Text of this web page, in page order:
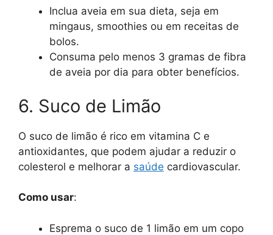
Inclua aveia em sua dieta, seja em
mingaus, smoothies ou em receitas de
bolos.
Consuma pelo menos 3 gramas de fibra
de aveia por dia para obter benefícios.
6. Suco de Limão
O suco de limão é rico em vitamina C e
antioxidantes, que podem ajudar a reduzir o
colesterol e melhorar a saúde cardiovascular.
Como usar:
Esprema o suco de 1 limão em um copo